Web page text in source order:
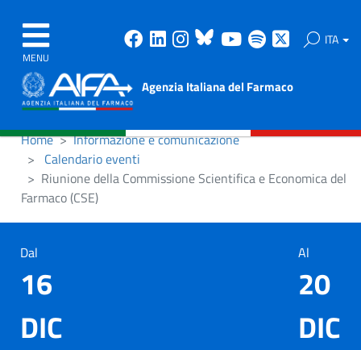
MENU
Facebook
Linkedin
Instagram
Bluesky
Youtube
Spotify ITA
Agenzia Italiana del Farmaco
Home
Informazione e comunicazione
Calendario eventi
Riunione della Commissione Scientifica e Economica del
Farmaco (CSE)
Dal
16
DIC
Al
20
DIC